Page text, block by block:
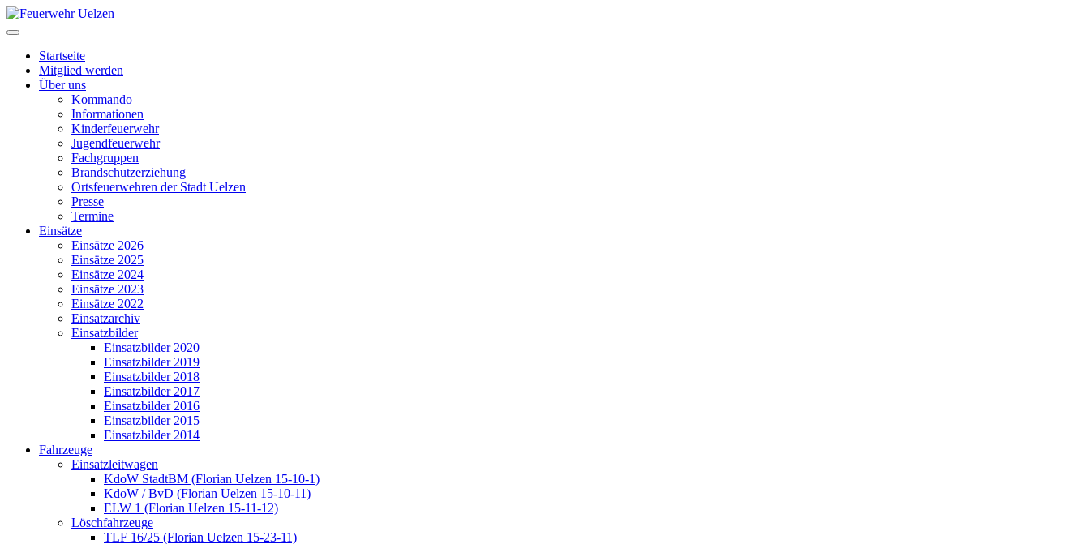
Startseite
Mitglied werden
Über uns
Kommando
Informationen
Kinderfeuerwehr
Jugendfeuerwehr
Fachgruppen
Brandschutzerziehung
Ortsfeuerwehren der Stadt Uelzen
Presse
Termine
Einsätze
Einsätze 2026
Einsätze 2025
Einsätze 2024
Einsätze 2023
Einsätze 2022
Einsatzarchiv
Einsatzbilder
Einsatzbilder 2020
Einsatzbilder 2019
Einsatzbilder 2018
Einsatzbilder 2017
Einsatzbilder 2016
Einsatzbilder 2015
Einsatzbilder 2014
Fahrzeuge
Einsatzleitwagen
KdoW StadtBM (Florian Uelzen 15-10-1)
KdoW / BvD (Florian Uelzen 15-10-11)
ELW 1 (Florian Uelzen 15-11-12)
Löschfahrzeuge
TLF 16/25 (Florian Uelzen 15-23-11)